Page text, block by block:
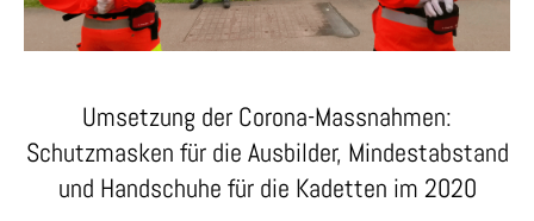
Umsetzung der Corona-Massnahmen:
Schutzmasken für die Ausbilder, Mindestabstand
und Handschuhe für die Kadetten im 2020